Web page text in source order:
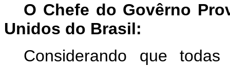
O Chefe do Govêrno
Unidos do Brasil:
Considerando que